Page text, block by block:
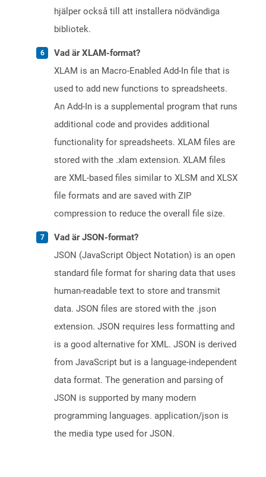
hjälper också till att installera nödvändiga
bibliotek.
Vad är XLAM-format?
XLAM is an Macro-Enabled Add-In file that is
used to add new functions to spreadsheets.
An Add-In is a supplemental program that runs
additional code and provides additional
functionality for spreadsheets. XLAM files are
stored with the .xlam extension. XLAM files
are XML-based files similar to XLSM and XLSX
file formats and are saved with ZIP
compression to reduce the overall file size.
Vad är JSON-format?
JSON (JavaScript Object Notation) is an open
standard file format for sharing data that uses
human-readable text to store and transmit
data. JSON files are stored with the .json
extension. JSON requires less formatting and
is a good alternative for XML. JSON is derived
from JavaScript but is a language-independent
data format. The generation and parsing of
JSON is supported by many modern
programming languages. application/json is
the media type used for JSON.